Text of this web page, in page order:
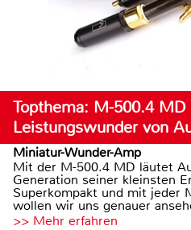
Topthema: M-500.4
Leistungswunder von
Miniatur-Wunder-Amp
Mit der M-500.4 MD läutet
Generation seiner kleinsten
Superkompakt und mit jeder
wollen wir uns genauer
>> Mehr erfahren